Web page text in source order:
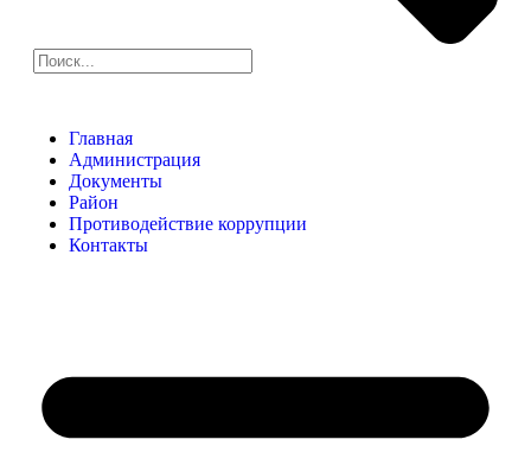
Главная
Администрация
Документы
Район
Противодействие коррупции
Контакты